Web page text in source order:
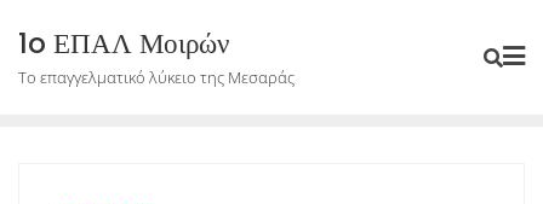
content
1o ΕΠΑΛ Μοιρών
Το επαγγελματικό λύκειο της Μεσαράς